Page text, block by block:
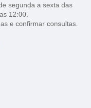
segunda a sexta das
12:00.
e confirmar consultas.